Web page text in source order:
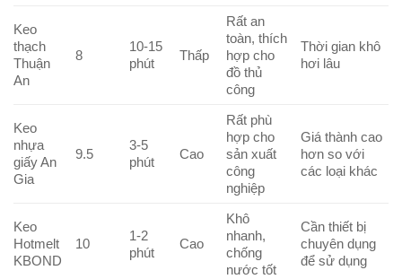
Keo
thạch
Thuận
An
8
10-15
phút
Thấp
Rất an
toàn, thích
hợp cho
đồ thủ
công
Thời gian khô
hơi lâu
Keo
nhựa
giấy An
Gia
9.5
3-5
phút
Cao
Rất phù
hợp cho
sản xuất
công
nghiệp
Giá thành cao
hơn so với
các loại khác
Keo
Hotmelt
KBOND
10
1-2
phút
Cao
Khô
nhanh,
chống
nước tốt
Cần thiết bị
chuyên dụng
để sử dụng